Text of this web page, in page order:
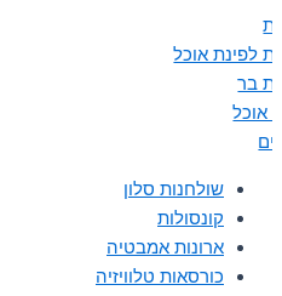
לפינת אוכל
בר
אוכל
שולחנות סלון
קונסולות
ארונות אמבטיה
כורסאות טלוויזיה